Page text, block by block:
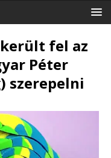
fel az
Péter
szerepelni